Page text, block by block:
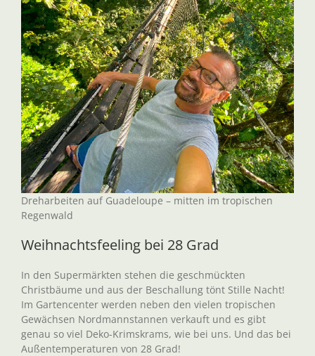
Dreharbeiten auf Guadeloupe – mitten im tropischen
Regenwald
Weihnachtsfeeling bei 28 Grad
In den Supermärkten stehen die geschmückten
Christbäume und aus der Beschallung tönt Stille Nacht!
Im Gartencenter werden neben den vielen tropischen
Gewächsen Nordmannstannen verkauft und es gibt
genau so viel Deko-Krimskrams, wie bei uns. Und das bei
Außentemperaturen von 28 Grad!